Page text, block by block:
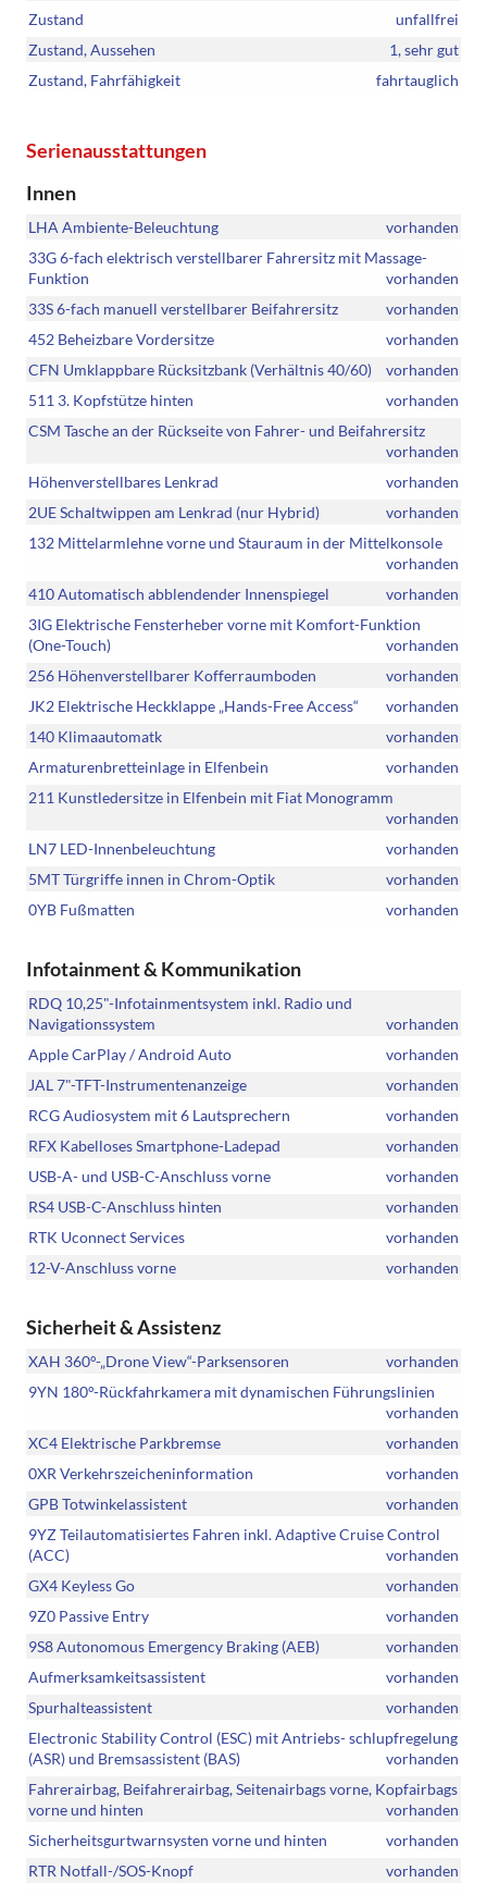
Zustand
unfallfrei
Zustand, Aussehen
1, sehr gut
Zustand, Fahrfähigkeit
fahrtauglich
Serienausstattungen
Innen
LHA Ambiente-Beleuchtung
vorhanden
33G 6-fach elektrisch verstellbarer Fahrersitz mit Massage-
Funktion
vorhanden
33S 6-fach manuell verstellbarer Beifahrersitz
vorhanden
452 Beheizbare Vordersitze
vorhanden
CFN Umklappbare Rücksitzbank (Verhältnis 40/60)
vorhanden
511 3. Kopfstütze hinten
vorhanden
CSM Tasche an der Rückseite von Fahrer- und Beifahrersitz
vorhanden
Höhenverstellbares Lenkrad
vorhanden
2UE Schaltwippen am Lenkrad (nur Hybrid)
vorhanden
132 Mittelarmlehne vorne und Stauraum in der Mittelkonsole
vorhanden
410 Automatisch abblendender Innenspiegel
vorhanden
3IG Elektrische Fensterheber vorne mit Komfort-Funktion
(One-Touch)
vorhanden
256 Höhenverstellbarer Kofferraumboden
vorhanden
JK2 Elektrische Heckklappe „Hands-Free Access“
vorhanden
140 Klimaautomatk
vorhanden
Armaturenbretteinlage in Elfenbein
vorhanden
211 Kunstledersitze in Elfenbein mit Fiat Monogramm
vorhanden
LN7 LED-Innenbeleuchtung
vorhanden
5MT Türgriffe innen in Chrom-Optik
vorhanden
0YB Fußmatten
vorhanden
Infotainment & Kommunikation
RDQ 10,25"-Infotainmentsystem inkl. Radio und
Navigationssystem
vorhanden
Apple CarPlay / Android Auto
vorhanden
JAL 7"-TFT-Instrumentenanzeige
vorhanden
RCG Audiosystem mit 6 Lautsprechern
vorhanden
RFX Kabelloses Smartphone-Ladepad
vorhanden
USB-A- und USB-C-Anschluss vorne
vorhanden
RS4 USB-C-Anschluss hinten
vorhanden
RTK Uconnect Services
vorhanden
12-V-Anschluss vorne
vorhanden
Sicherheit & Assistenz
XAH 360°-„Drone View“-Parksensoren
vorhanden
9YN 180°-Rückfahrkamera mit dynamischen Führungslinien
vorhanden
XC4 Elektrische Parkbremse
vorhanden
0XR Verkehrszeicheninformation
vorhanden
GPB Totwinkelassistent
vorhanden
9YZ Teilautomatisiertes Fahren inkl. Adaptive Cruise Control
(ACC)
vorhanden
GX4 Keyless Go
vorhanden
9Z0 Passive Entry
vorhanden
9S8 Autonomous Emergency Braking (AEB)
vorhanden
Aufmerksamkeitsassistent
vorhanden
Spurhalteassistent
vorhanden
Electronic Stability Control (ESC) mit Antriebs- schlupfregelung
(ASR) und Bremsassistent (BAS)
vorhanden
Fahrerairbag, Beifahrerairbag, Seitenairbags vorne, Kopfairbags
vorne und hinten
vorhanden
Sicherheitsgurtwarnsysten vorne und hinten
vorhanden
RTR Notfall-/SOS-Knopf
vorhanden